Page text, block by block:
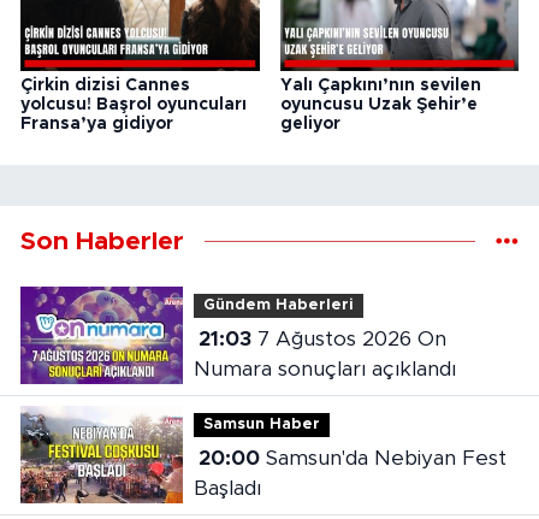
Çirkin dizisi Cannes
yolcusu! Başrol oyuncuları
Fransa’ya gidiyor
Yalı Çapkını’nın sevilen
oyuncusu Uzak Şehir’e
geliyor
Son Haberler
Gündem Haberleri
21:037 Ağustos 2026 On
Numara sonuçları açıklandı
Samsun Haber
20:00Samsun'da Nebiyan Fest
Başladı